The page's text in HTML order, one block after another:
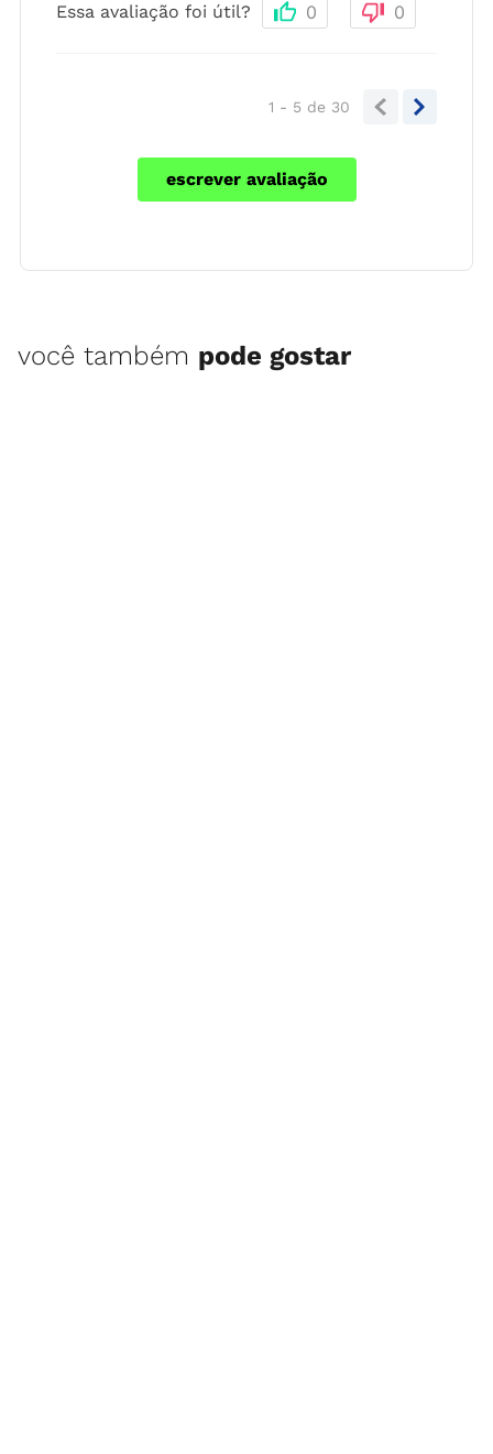
Essa avaliação foi útil? 0 0
1 - 5 de 30
escrever avaliação
você também pode gostar